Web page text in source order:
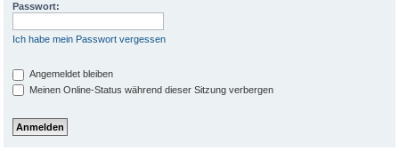
Passwort:
Ich habe mein Passwort vergessen
Angemeldet bleiben
Meinen Online-Status während dieser Sitzung verbergen